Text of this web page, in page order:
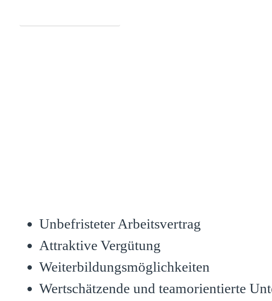
Anlagenmechaniker/in für Sanitär-, Heizungs-
Sanitär-,
Unbefristeter Arbeitsvertrag
Attraktive Vergütung
Weiterbildungsmöglichkeiten
Wertschätzende und teamorientierte